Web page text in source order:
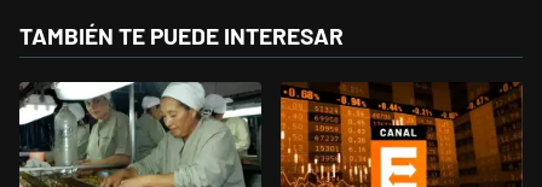
TAMBIÉN TE PUEDE INTERESAR